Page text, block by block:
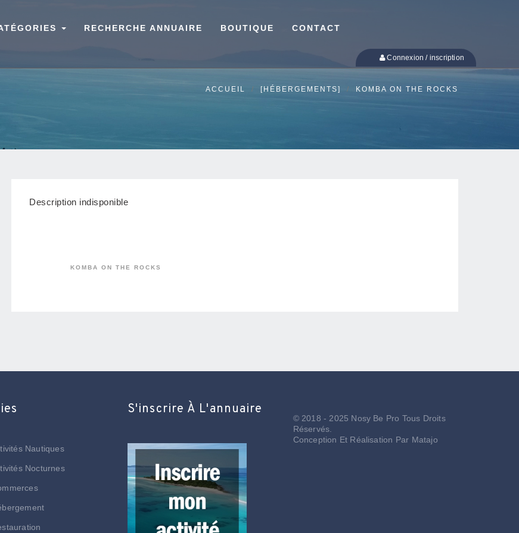
RECHERCHE ANNUAIRE BOUTIQUE CONTACT
Connexion / inscription
ACCUEIL [HÉBERGEMENTS] KOMBA ON THE ROCKS
Description indisponible
KOMBA ON THE ROCKS
Nautiques
Nocturnes
S'inscrire À L'annuaire
© 2018 - 2025 Nosy Be Pro Tous Droits
Réservés.
Conception Et Réalisation Par Matajo